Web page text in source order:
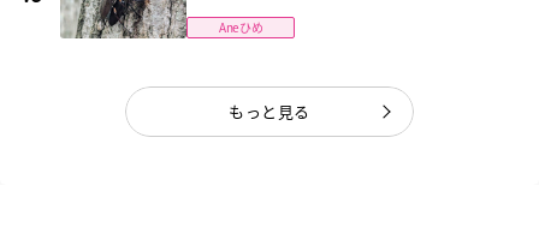
Aneひめ
もっと見る